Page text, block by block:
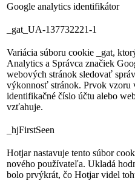
Google analytics identifikátor
_gat_UA-137732221-1
Variácia súboru cookie _gat,
Analytics a Správca značiek
webových stránok sledovať
výkonnosť stránok. Prvok vzoru
identifikačné číslo účtu alebo
vzťahuje.
_hjFirstSeen
Hotjar nastavuje tento súbor
nového používateľa. Ukladá
bolo prvýkrát, čo Hotjar videl